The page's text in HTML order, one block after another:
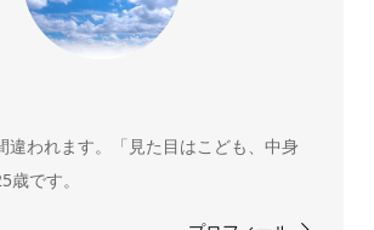
違われます。「見た目はこども、中身
歳です。